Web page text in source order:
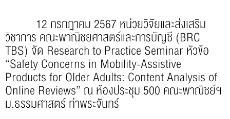
12 กรกฎาคม 2567 หน่วยวิจัยและส่งเสริม
วิชาการ คณะพาณิชยศาสตร์และการบัญชี (BRC
TBS) จัด Research to Practice Seminar หัวข้อ
“Safety Concerns in Mobility-Assistive
Products for Older Adults: Content Analysis of
Online Reviews” ณ ห้องประชุม 500 คณะพาณิชย์ฯ
ม.ธรรมศาสตร์ ท่าพระจันทร์